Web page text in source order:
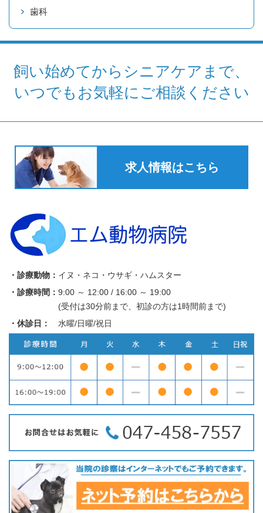
歯科
飼い始めてからシニアケアまで、
いつでもお気軽にご相談ください
求人情報はこちら
・診療動物： イヌ・ネコ・ウサギ・ハムスター
・診療時間： 9:00 ～ 12:00 / 16:00 ～ 19:00
(受付は30分前まで、初診の方は1時間前まで)
・休診日：
水曜/日曜/祝日